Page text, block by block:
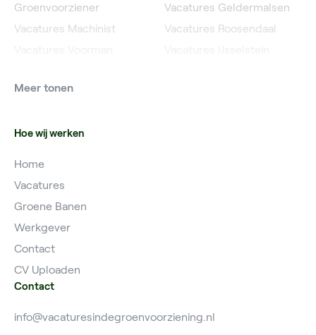
Groenvoorziener
Vacatures Machinist
Vacatures Planner
Vacatures Geldermalsen
Vacatures Roosendaal
Meer tonen
Hoe wij werken
Home
Vacatures
Groene Banen
Werkgever
Contact
CV Uploaden
Contact
info@vacaturesindegroenvoorziening.nl